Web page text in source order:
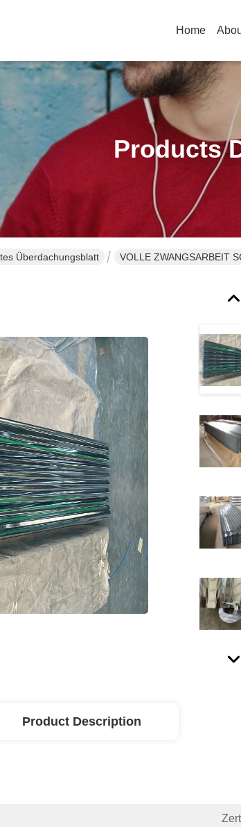
Home
Products
Überdachungsblatt VOLLE ZWANGSARBEIT
Product Description